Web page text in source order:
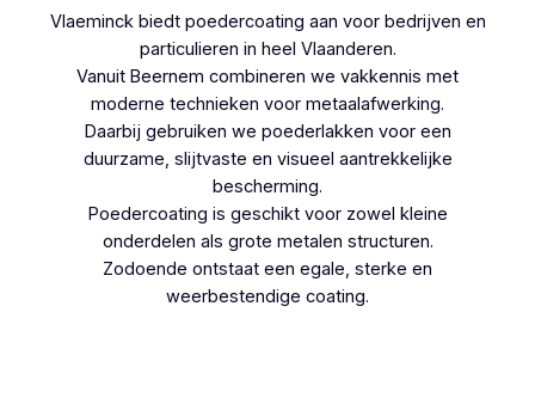
Vlaeminck biedt poedercoating aan voor bedrijven en
particulieren in heel Vlaanderen.
Vanuit Beernem combineren we vakkennis met
moderne technieken voor metaalafwerking.
Daarbij gebruiken we poederlakken voor een
duurzame, slijtvaste en visueel aantrekkelijke
bescherming.
Poedercoating is geschikt voor zowel kleine
onderdelen als grote metalen structuren.
Zodoende ontstaat een egale, sterke en
weerbestendige coating.